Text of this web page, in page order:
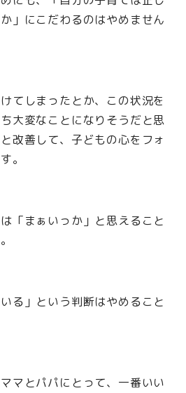
」にこだわるのはやめません
てしまったとか、この状況を
大変なことになりそうだと思
改善して、子どもの心をフォ
。
「まぁいっか」と思えること
る」という判断はやめること
マとパパにとって、一番いい